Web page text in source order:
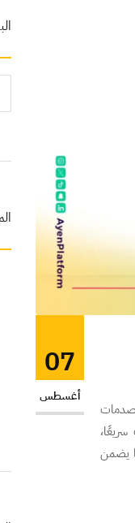
يضمن
07
أغسطس